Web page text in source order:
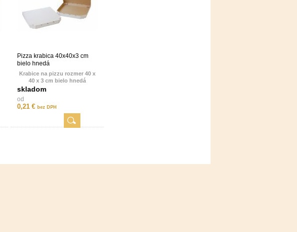
Pizza krabica 40x40x3 cm
bielo hnedá
Krabice na pizzu rozmer 40 x
40 x 3 cm bielo hnedá
Skosené rohy
Cena je uvedená za 1 ks
znižuje sa v závislosti od počtu
objednaných kusov.
skladom
od
0,21 € bez DPH